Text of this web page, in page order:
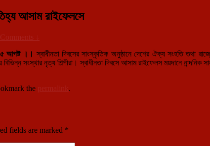
আসাম রাইফেলসে
↓
আগষ্ট ।। স্বাধীনতা দিবসের সাংস্কৃতিক অনুষ্ঠানে দেশের ঐক্য সংহতি তথা
সংস্থার নৃত্য শিল্পীরা। স্বাধীনতা দিবসে আসাম রাইফেলস ময়দানে নান্দনিক
the permalink.
fields are marked *